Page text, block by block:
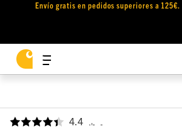
Envío gratis en pedidos superiores a
4.4 ,